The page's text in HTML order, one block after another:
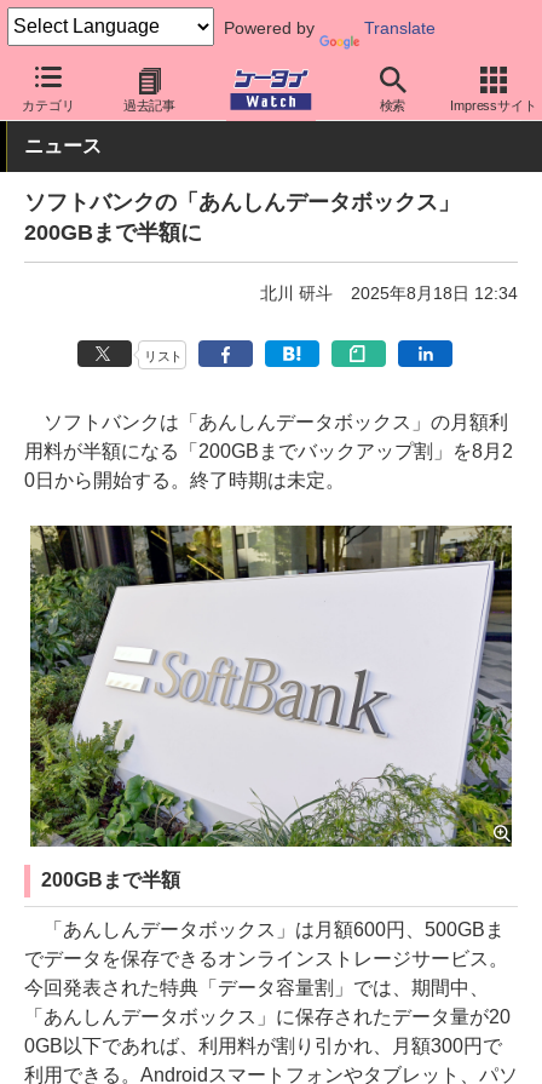
Powered by Translate
カテゴリ 過去記事 検索 Impressサイト
ケータイ Watch キャリア ソフトバンク アプリ・サービス
ニュース
ソフトバンクの「あんしんデータボックス」
200GBまで半額に
北川 研斗 2025年8月18日 12:34
リスト
ソフトバンクは「あんしんデータボックス」の月額利
用料が半額になる「200GBまでバックアップ割」を8月2
0日から開始する。終了時期は未定。
200GBまで半額
「あんしんデータボックス」は月額600円、500GBま
でデータを保存できるオンラインストレージサービス。
今回発表された特典「データ容量割」では、期間中、
「あんしんデータボックス」に保存されたデータ量が20
0GB以下であれば、利用料が割り引かれ、月額300円で
利用できる。Androidスマートフォンやタブレット、パソ